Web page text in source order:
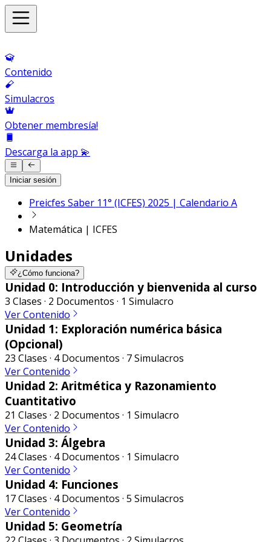
Contenido
Simulacros
Obtener membresía!
Descarga la app 💫
Iniciar sesión
Preicfes Saber 11° (ICFES) 2025 | Calendario A
Matemática | ICFES
Unidades
¿Cómo funciona?
Unidad 0: Introducción y bienvenida al curso
3 Clases · 2 Documentos · 1 Simulacro
Ver Contenido
Unidad 1: Exploración numérica básica
(Opcional)
23 Clases · 4 Documentos · 7 Simulacros
Ver Contenido
Unidad 2: Aritmética y Razonamiento
Cuantitativo
21 Clases · 2 Documentos · 1 Simulacro
Ver Contenido
Unidad 3: Álgebra
24 Clases · 4 Documentos · 1 Simulacro
Ver Contenido
Unidad 4: Funciones
17 Clases · 4 Documentos · 5 Simulacros
Ver Contenido
Unidad 5: Geometría